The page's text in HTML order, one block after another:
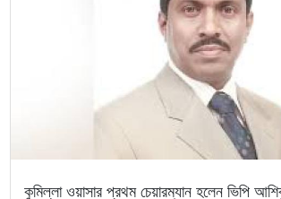
কুমিল্লা ওয়াসার প্রথম চেয়ারম্যান হলেন ভিপি